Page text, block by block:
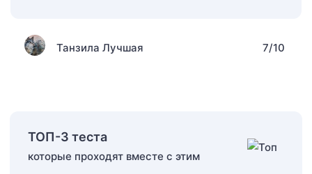
Танзила Лучшая 7/10
ТОП-3 теста
которые проходят вместе с этим